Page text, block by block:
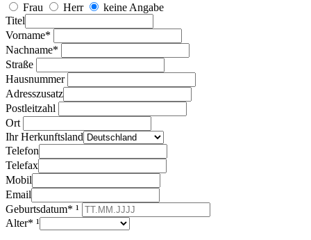
Frau
Herr
keine Angabe
Titel
Vorname*
Nachname*
Straße
Hausnummer
Adresszusatz
Postleitzahl
Ort
Ihr Herkunftsland
Telefon
Telefax
Mobil
Email
Geburtsdatum* ¹
Alter* ¹